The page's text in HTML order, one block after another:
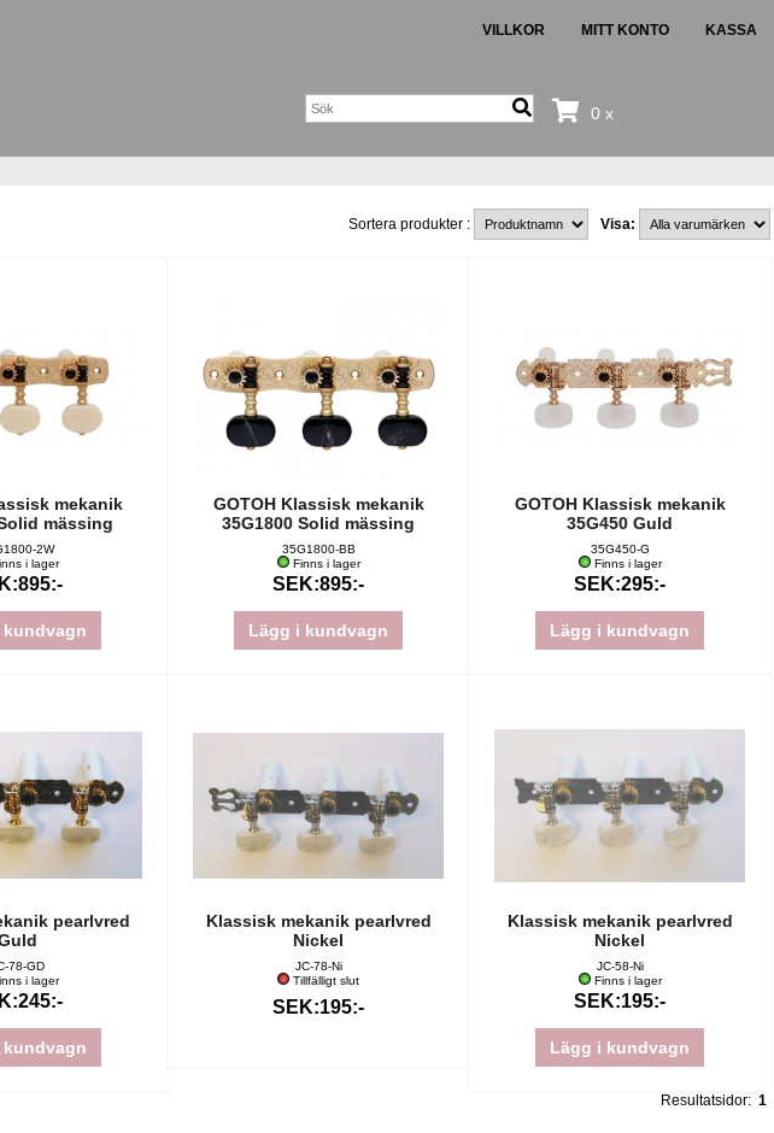
VILLKOR MITT KONTO KASSA
0 x
Sortera produkter : Visa:
mekanik
mässing
2W
i lager
kundvagn
GOTOH Klassisk mekanik
35G1800 Solid mässing
35G1800-BB
Finns i lager
SEK:895:-
Lägg i kundvagn
GOTOH Klassisk mekanik
35G450 Guld
35G450-G
Finns i lager
SEK:295:-
Lägg i kundvagn
pearlvred
78-GD
i lager
kundvagn
Klassisk mekanik pearlvred
Nickel
JC-78-Ni
Tillfälligt slut
SEK:195:-
Klassisk mekanik pearlvred
Nickel
JC-58-Ni
Finns i lager
SEK:195:-
Lägg i kundvagn
Resultatsidor: 1